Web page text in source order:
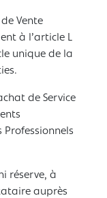
Vente
à l’article L
unique de la
de Service
Professionnels
réserve, à
auprès